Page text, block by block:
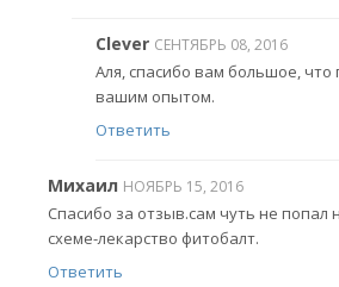
Clever СЕНТЯБРЬ 08, 2016
Аля, спасибо вам большое, что
вашим опытом.
Ответить
Михаил НОЯБРЬ 15, 2016
Спасибо за отзыв.сам чуть не попал
схеме-лекарство фитобалт.
Ответить